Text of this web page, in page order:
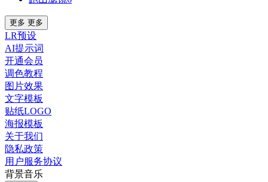
更多 更多
LR预设
AI提示词
开通会员
调色教程
图片效果
文字模板
贴纸LOGO
海报模板
关于我们
隐私政策
用户服务协议
背景音乐